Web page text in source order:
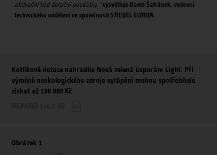
aktivační kód dotační poukázky,“vysvětluje David Šafránek, vedoucí
technického oddělení ve společnosti STIEBEL ELTRON.
Kotlíkové dotace nahradila Nová zelená úsporám Light. Při
výměně neekologického zdroje vytápění mohou spotřebitelé
získat až 150 000 Kč
Obrázek 1